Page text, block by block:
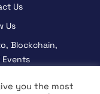
Us
Us
Blockchain,
Events
you the most